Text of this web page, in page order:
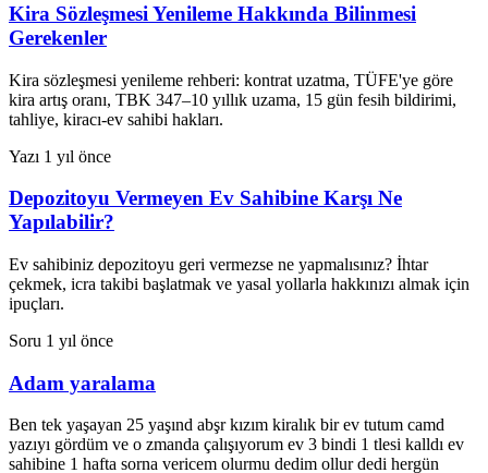
Kira Sözleşmesi Yenileme Hakkında Bilinmesi
Gerekenler
Kira sözleşmesi yenileme rehberi: kontrat uzatma, TÜFE'ye göre
kira artış oranı, TBK 347–10 yıllık uzama, 15 gün fesih bildirimi,
tahliye, kiracı-ev sahibi hakları.
Yazı 1 yıl önce
Depozitoyu Vermeyen Ev Sahibine Karşı Ne
Yapılabilir?
Ev sahibiniz depozitoyu geri vermezse ne yapmalısınız? İhtar
çekmek, icra takibi başlatmak ve yasal yollarla hakkınızı almak için
ipuçları.
Soru 1 yıl önce
Adam yaralama
Ben tek yaşayan 25 yaşınd abşr kızım kiralık bir ev tutum camd
yazıyı gördüm ve o zmanda çalışıyorum ev 3 bindi 1 tlesi kalldı ev
sahibine 1 hafta sorna vericem olurmu dedim ollur dedi hergün